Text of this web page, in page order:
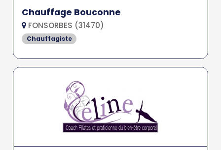
Chauffage Bouconne
FONSORBES (31470)
Chauffagiste